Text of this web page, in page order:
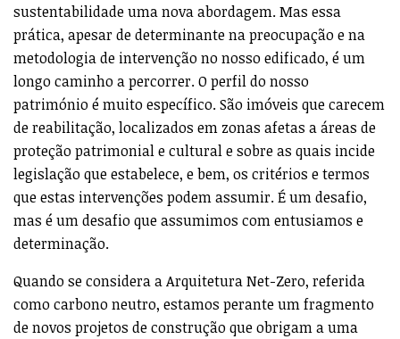
sustentabilidade uma nova abordagem. Mas essa
prática, apesar de determinante na preocupação e na
metodologia de intervenção no nosso edificado, é um
longo caminho a percorrer. O perfil do nosso
património é muito específico. São imóveis que carecem
de reabilitação, localizados em zonas afetas a áreas de
proteção patrimonial e cultural e sobre as quais incide
legislação que estabelece, e bem, os critérios e termos
que estas intervenções podem assumir. É um desafio,
mas é um desafio que assumimos com entusiamos e
determinação.
Quando se considera a Arquitetura Net-Zero, referida
como carbono neutro, estamos perante um fragmento
de novos projetos de construção que obrigam a uma